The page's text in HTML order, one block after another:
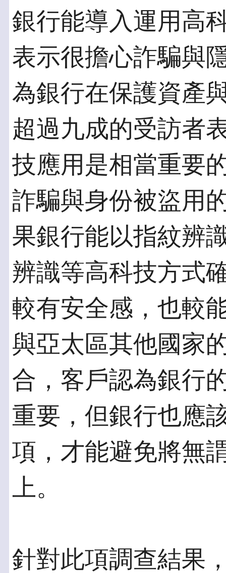
銀行能導入運用高
表示很擔心詐騙與
為銀行在保護資產
超過九成的受訪者
技應用是相當重要
詐騙與身份被盜用
果銀行能以指紋辨
辨識等高科技方式
較有安全感，也較
與亞太區其他國家
合，客戶認為銀行
重要，但銀行也應
項，才能避免將無
上。
針對此項調查結果